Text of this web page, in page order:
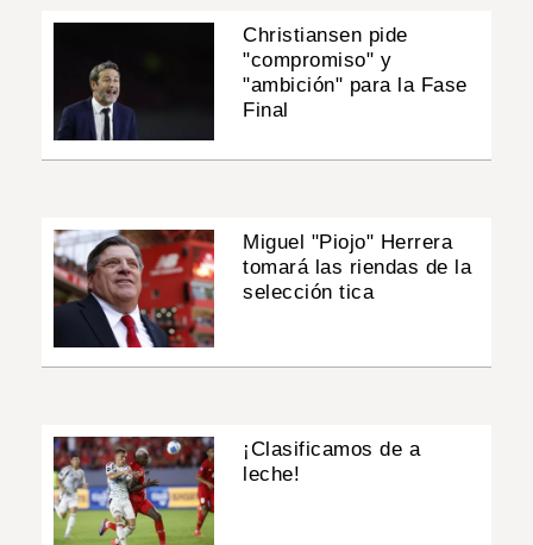
Christiansen pide
"compromiso" y
"ambición" para la Fase
Final
Miguel "Piojo" Herrera
tomará las riendas de la
selección tica
¡Clasificamos de a
leche!